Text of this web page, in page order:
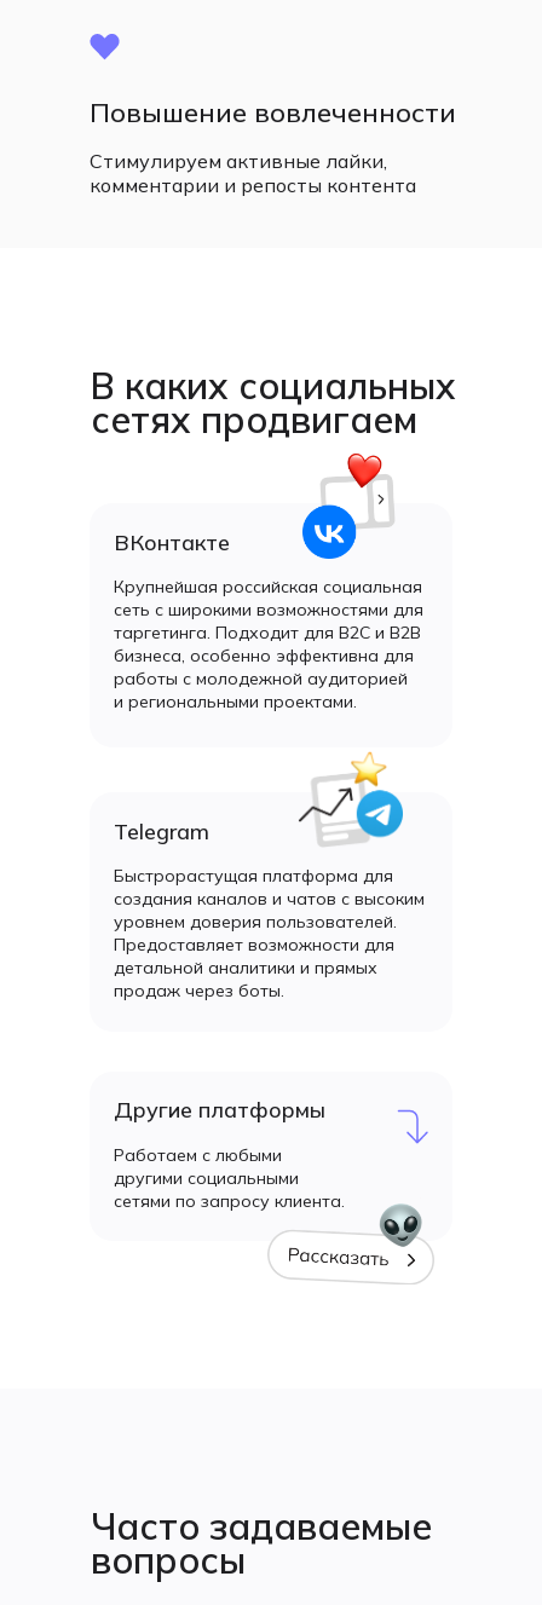
Стимулируем активные лайки,
комментарии и репосты контента
Повышение вовлеченности
👀
ВКонтакте
Крупнейшая российская социальная
сеть с широкими возможностями для
таргетинга. Подходит для B2C и B2B
бизнеса, особенно эффективна для
работы с молодежной аудиторией
и региональными проектами.
Быстрорастущая платформа для
создания каналов и чатов с высоким
уровнем доверия пользователей.
Предоставляет возможности для
детальной аналитики и прямых
продаж через боты.
В каких социальных
сетях продвигаем
Telegram
Другие платформы
Работаем с любыми
другими социальными
сетями по запросу клиента.
Часто задаваемые
вопросы